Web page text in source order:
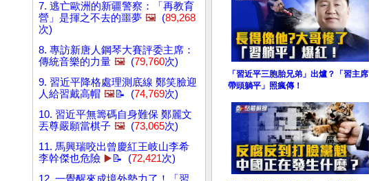
7. 逃亡歐洲的新疆警察：「再教育
營」是揮之不去的噩夢 🖼️ (89,268
次)
8. 專訪新唐人鋼琴大賽評委主席：
傳統音樂的力量 🖼️ (79,760次)
9. 習近平降格處理測底線 鄭笑臉迎
人給習戴高帽 🖼️📝 (74,769次)
10. 習近平無籌碼自身難保 鄭麗文
丟尊嚴願當棋子 🖼️ (73,065次)
11. 馬興瑞咬出曾慶紅王岐山李希
李幹傑也危險 ▶️📝 (72,421次)
「習近平三胞胎兄弟」出爐？「習主席
帶頭躺平」照瘋傳！